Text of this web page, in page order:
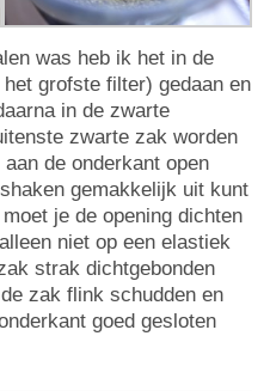
was heb ik het in de
grofste filter) gedaan en
in de zwarte
zwarte zak worden
de onderkant open
gemakkelijk uit kunt
je de opening dichten
niet op een elastiek
strak dichtgebonden
zak flink schudden en
goed gesloten